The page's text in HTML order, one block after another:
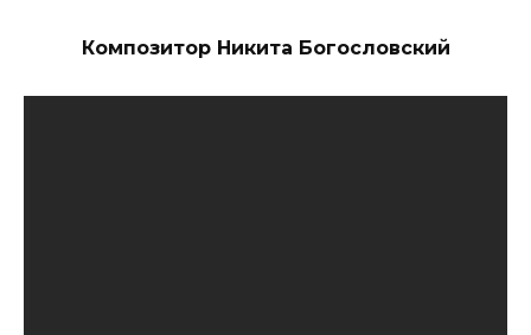
Композитор Никита Богословский